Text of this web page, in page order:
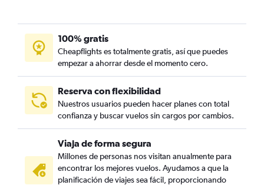
100% gratis
Cheapflights es totalmente gratis, así que puedes
empezar a ahorrar desde el momento cero.
Reserva con flexibilidad
Nuestros usuarios pueden hacer planes con total
confianza y buscar vuelos sin cargos por cambios.
Viaja de forma segura
Millones de personas nos visitan anualmente para
encontrar los mejores vuelos. Ayudamos a que la
planificación de viajes sea fácil, proporcionando